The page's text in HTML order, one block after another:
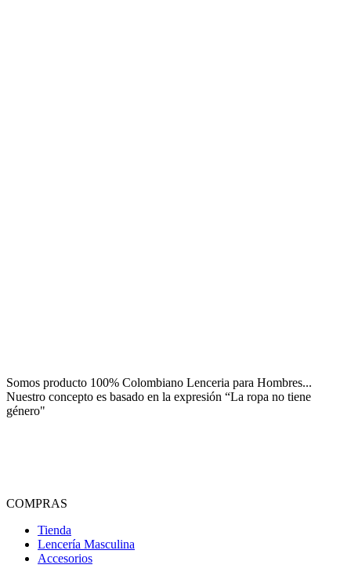
Somos producto 100% Colombiano Lenceria para Hombres...
Nuestro concepto es basado en la expresión “La ropa no tiene
género"
COMPRAS
Tienda
Lencería Masculina
Accesorios